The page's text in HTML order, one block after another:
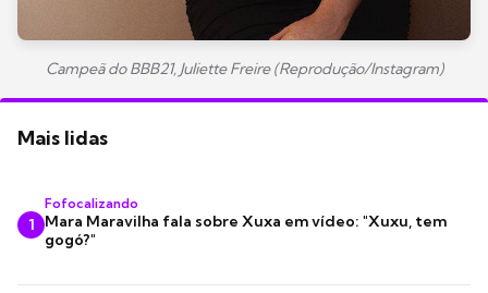
Campeã do BBB21, Juliette Freire (Reprodução/Instagram)
Mais lidas
1
Fofocalizando
Mara Maravilha fala sobre Xuxa em vídeo: "Xuxu, tem
gogó?"